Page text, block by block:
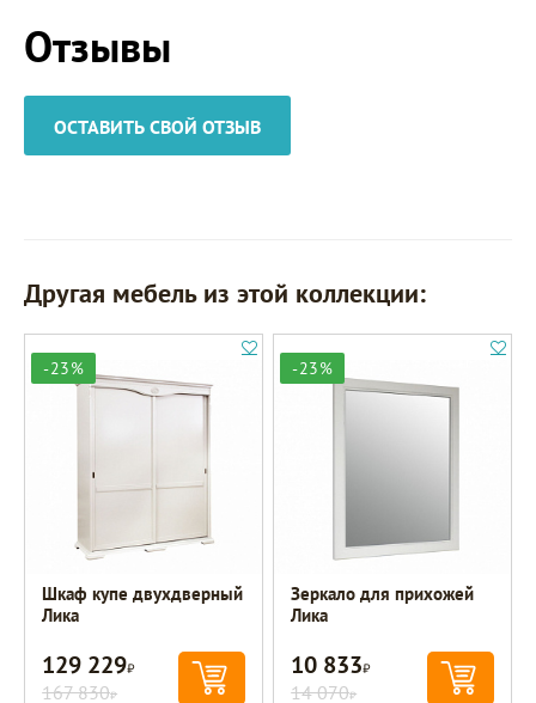
Отзывы
ОСТАВИТЬ СВОЙ ОТЗЫВ
Другая мебель из этой коллекции:
-23%
Шкаф купе двухдверный
Лика
129 229Р
167 830Р
-23%
Зеркало для прихожей
Лика
10 833Р
14 070Р